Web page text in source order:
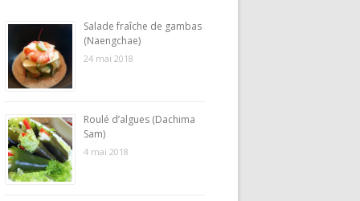
Salade fraîche de gambas
(Naengchae)
24 mai 2018
Roulé d’algues (Dachima
Sam)
4 mai 2018